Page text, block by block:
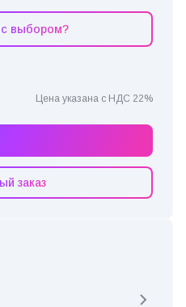
выбором?
Цена указана с НДС 22%
заказ